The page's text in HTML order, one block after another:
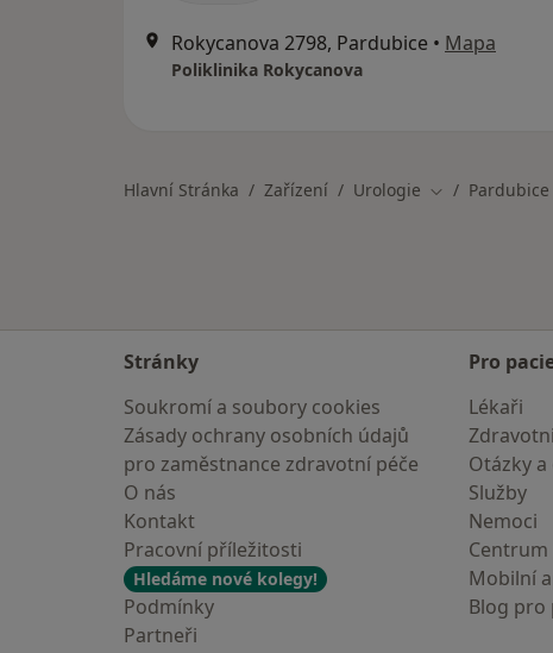
Rokycanova 2798, Pardubice • Mapa
Poliklinika Rokycanova
Hlavní Stránka Zařízení Urologie Změna města
Pardubice
Stránky
Soukromí a soubory cookies
Zásady ochrany osobních údajů
pro zaměstnance zdravotní péče
O nás
Kontakt
Pracovní příležitosti
Hledáme nové kolegy!
Podmínky
Partneři
Pro
Lékaři
Otázky
Služby
Nemoci
Mobilní
Blog pro